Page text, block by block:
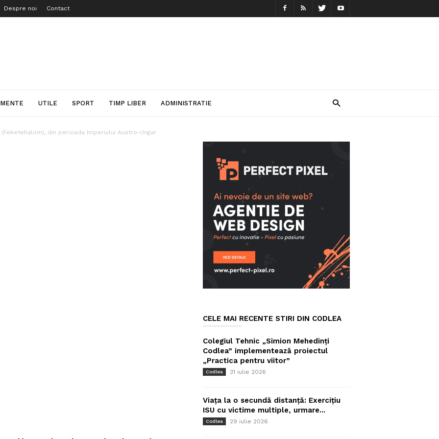
Despre noi Contact
UTILE SPORT TIMP LIBER ADMINISTRATIE
din perioada Imperiului Austro-Ungar
CELE MAI RECENTE STIRI DIN CODLEA
Colegiul Tehnic „Simion Mehedinți
Codlea” implementează proiectul
„Practica pentru viitor”
Codlea 31 iulie 2026
Viața la o secundă distanță: Exercițiu
ISU cu victime multiple, urmare...
Codlea 29 iulie 2026